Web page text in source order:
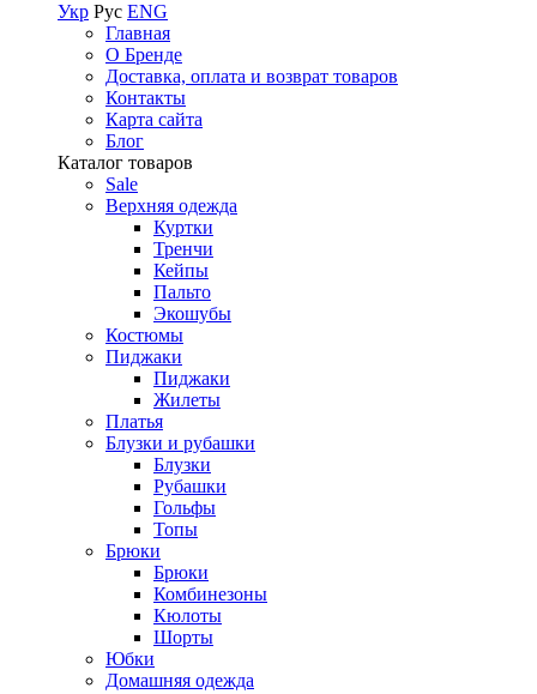
Укр Рус ENG
Главная
О Бренде
Доставка, оплата и возврат товаров
Контакты
Карта сайта
Блог
Каталог товаров
Sale
Верхняя одежда
Куртки
Тренчи
Кейпы
Пальто
Экошубы
Костюмы
Пиджаки
Пиджаки
Жилеты
Платья
Блузки и рубашки
Блузки
Рубашки
Гольфы
Топы
Брюки
Брюки
Комбинезоны
Кюлоты
Шорты
Юбки
Домашняя одежда